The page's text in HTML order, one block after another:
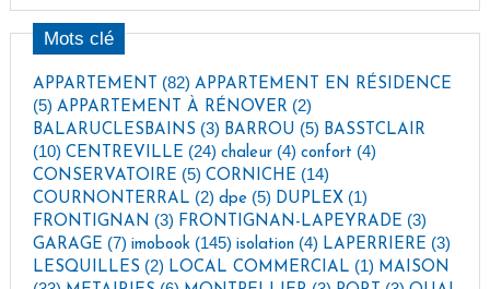
Mots clé
APPARTEMENT (82) APPARTEMENT EN RÉSIDENCE
(5) APPARTEMENT À RÉNOVER (2)
BALARUCLESBAINS (3) BARROU (5) BASSTCLAIR
(10) CENTREVILLE (24) chaleur(4) confort (4)
CONSERVATOIRE (5) CORNICHE (14)
COURNONTERRAL (2) dpe(5) DUPLEX(1)
FRONTIGNAN (3) FRONTIGNAN-LAPEYRADE (3)
GARAGE (7) imobook (145) isolation(4) LAPERRIERE (3)
LESQUILLES (2) LOCAL COMMERCIAL (1) MAISON